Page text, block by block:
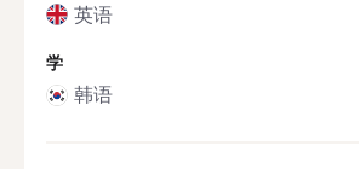
英语
学
韩语